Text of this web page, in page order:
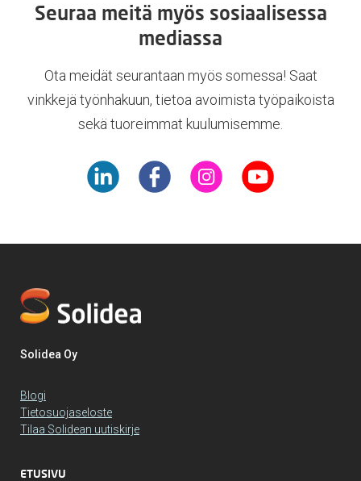
Seuraa meitä myös sosiaalisessa
mediassa
Ota meidät seurantaan myös somessa! Saat
vinkkejä työnhakuun, tietoa avoimista työpaikoista
sekä tuoreimmat kuulumisemme.
Solidea Oy
Blogi
Tietosuojaseloste
Tilaa Solidean uutiskirje
ETUSIVU